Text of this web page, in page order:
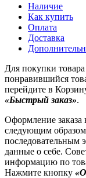
Наличие
Как купить
Оплата
Доставка
Для покупки
понравившийся
перейдите в
«Быстрый заказ».
Оформление заказа
следующим
последовательным
данные о себе.
информацию по
Нажмите кнопку